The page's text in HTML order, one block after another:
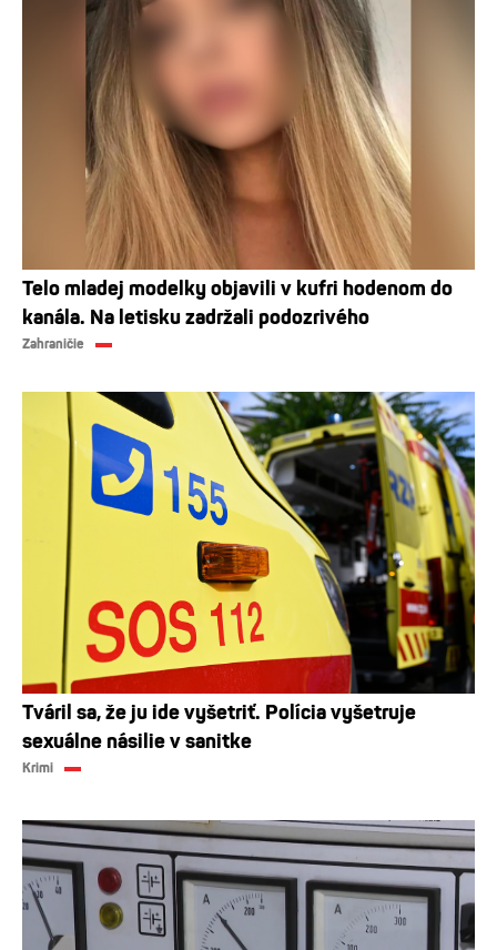
Telo mladej modelky objavili v kufri hodenom do
kanála. Na letisku zadržali podozrivého
Zahraničie
Tváril sa, že ju ide vyšetriť. Polícia vyšetruje
sexuálne násilie v sanitke
Krimi